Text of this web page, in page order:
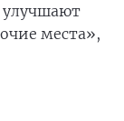
улучшают
места»,